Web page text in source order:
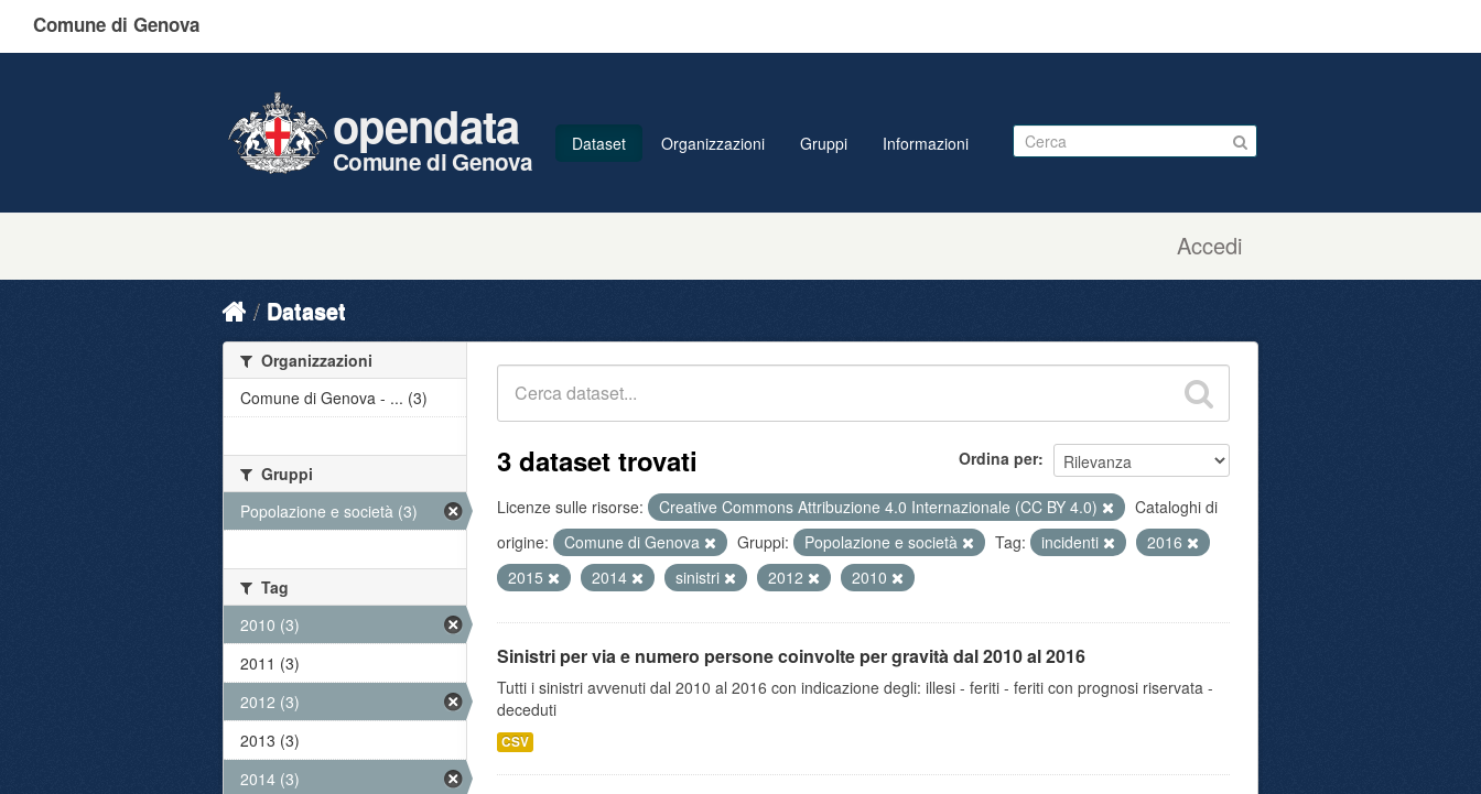
Comune di Genova
Accedi
opendata
Comune di Genova
Dataset Organizzazioni Gruppi Informazioni
Dataset
Ordina per
3 dataset trovati
Licenze sulle risorse: Creative Commons Attribuzione 4.0 Internazionale (CC BY 4.0)
Cataloghi di
origine:
Comune di Genova Gruppi: Popolazione e società Tag: incidenti
2016
2015
2014 sinistri 2012 2010
Sinistri per via e numero persone coinvolte per gravità dal 2010 al 2016
Tutti i sinistri avvenuti dal 2010 al 2016 con indicazione degli: illesi - feriti - feriti con prognosi riservata -
deceduti
CSV
Organizzazioni
Comune di Genova - ... (3)
Gruppi
Popolazione e società (3)
Tag
2010 (3)
2011 (3)
2012 (3)
2013 (3)
2014 (3)